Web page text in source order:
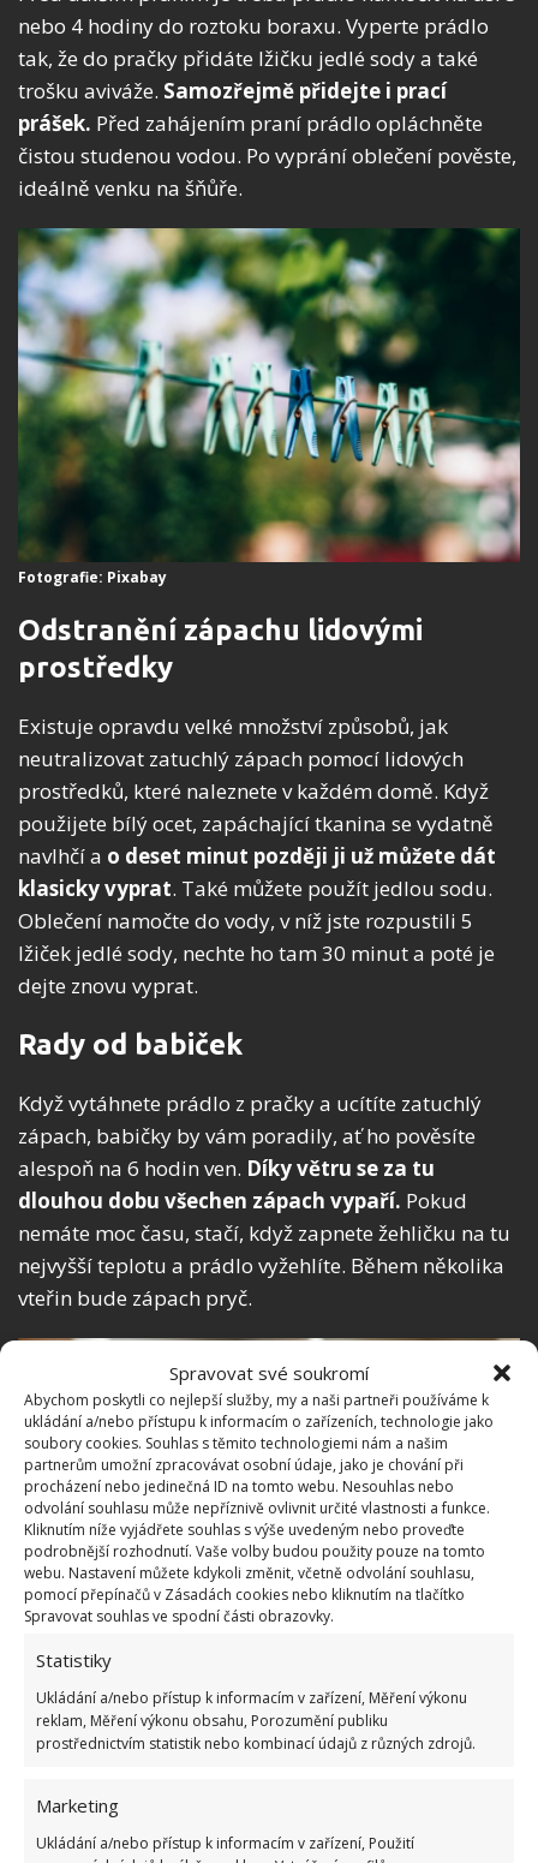
Spravovat své soukromí
Abychom poskytli co nejlepší služby, my a naši partneři používáme k
ukládání a/nebo přístupu k informacím o zařízeních, technologie jako
soubory cookies. Souhlas s těmito technologiemi nám a našim
partnerům umožní zpracovávat osobní údaje, jako je chování při
procházení nebo jedinečná ID na tomto webu. Nesouhlas nebo
odvolání souhlasu může nepříznivě ovlivnit určité vlastnosti a funkce.
Kliknutím níže vyjádřete souhlas s výše uvedeným nebo proveďte
podrobnější rozhodnutí. Vaše volby budou použity pouze na tomto
webu. Nastavení můžete kdykoli změnit, včetně odvolání souhlasu,
pomocí přepínačů v Zásadách cookies nebo kliknutím na tlačítko
Spravovat souhlas ve spodní části obrazovky.
Statistiky
Ukládání a/nebo přístup k informacím v zařízení, Měření výkonu
reklam, Měření výkonu obsahu, Porozumění publiku
prostřednictvím statistik nebo kombinací údajů z různých zdrojů.
Marketing
Ukládání a/nebo přístup k informacím v zařízení, Použití
nebo 4 hodiny do roztoku boraxu. Vyperte prádlo
tak, že do pračky přidáte lžičku jedlé sody a také
trošku aviváže. Samozřejmě přidejte i prací
prášek. Před zahájením praní prádlo opláchněte
čistou studenou vodou. Po vyprání oblečení pověste,
ideálně venku na šňůře.
Fotografie: Pixabay
Odstranění zápachu lidovými
prostředky
Existuje opravdu velké množství způsobů, jak
neutralizovat zatuchlý zápach pomocí lidových
prostředků, které naleznete v každém domě. Když
použijete bílý ocet, zapáchající tkanina se vydatně
navlhčí a o deset minut později ji už můžete dát
klasicky vyprat. Také můžete použít jedlou sodu.
Oblečení namočte do vody, v níž jste rozpustili 5
lžiček jedlé sody, nechte ho tam 30 minut a poté je
dejte znovu vyprat.
Rady od babiček
Když vytáhnete prádlo z pračky a ucítíte zatuchlý
zápach, babičky by vám poradily, ať ho pověsíte
alespoň na 6 hodin ven. Díky větru se za tu
dlouhou dobu všechen zápach vypaří. Pokud
nemáte moc času, stačí, když zapnete žehličku na tu
nejvyšší teplotu a prádlo vyžehlíte. Během několika
vteřin bude zápach pryč.
K praní prádla, které má zatuchlý zápach, stačí
vlasového šamponu.
uvidíte , že žádný zápach už z prádla vycházet